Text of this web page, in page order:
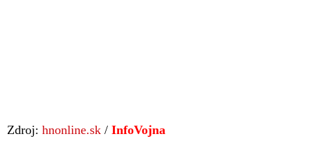
Zdroj: hnonline.sk / InfoVojna